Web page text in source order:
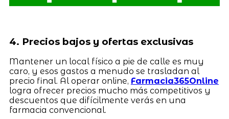
4. Precios bajos y ofertas exclusivas
Mantener un local físico a pie de calle es muy
caro, y esos gastos a menudo se trasladan al
precio final. Al operar online, Farmacia365Online
logra ofrecer precios mucho más competitivos y
descuentos que difícilmente verás en una
farmacia convencional.